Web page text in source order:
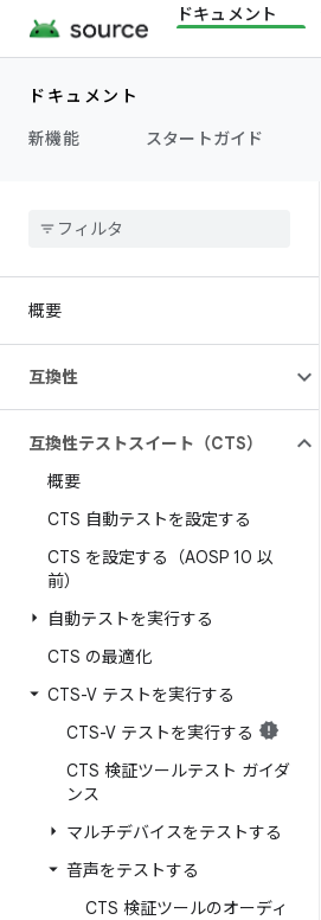
ドキュメント
ドキュメント
新機能
スタートガイド
概要
互換性
互換性テストスイート（CTS）
概要
CTS 自動テストを設定する
CTS を設定する（AOSP 10 以
前）
自動テストを実行する
CTS の最適化
CTS-V テストを実行する
CTS-V テストを実行する
CTS 検証ツールテスト ガイダ
ンス
マルチデバイスをテストする
音声をテストする
CTS 検証ツールのオーディ